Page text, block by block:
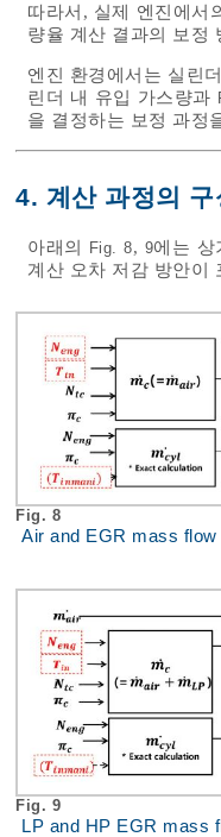
따라서, 실제 엔진에서
량율 계산 결과의 보정
엔진 환경에서는 실린
린더 내 유입 가스량과
을 결정하는 보정 과정
4. 계산 과정의
아래의 Fig. 8, 9에는 상
계산 오차 저감 방안이
Fig. 8
Air and EGR mass
Fig. 9
LP and HP EGR mass